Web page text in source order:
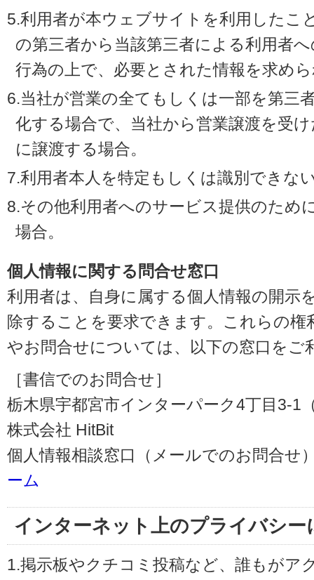
5.利用者が本ウェブサイトを利用したこ
の第三者から当該第三者による利用者
行為の上で、必要とされた情報を求め
6.当社が営業の全てもしくは一部を第三
化する場合で、当社から営業譲渡を受
に譲渡する場合。
7.利用者本人を特定もしくは識別できな
8.その他利用者へのサービス提供のため
場合。
個人情報に関する問合せ窓口
利用者は、自身に属する個人情報の開示
除することを要求できます。これらの権
やお問合せについては、以下の窓口をご
［書信でのお問合せ］
栃木県宇都宮市インターパーク4丁目3-1
株式会社 HitBit
個人情報相談窓口（メールでのお問合せ
ーム
インターネット上のプライバシー
1.掲示板やクチコミ投稿など、誰もがア